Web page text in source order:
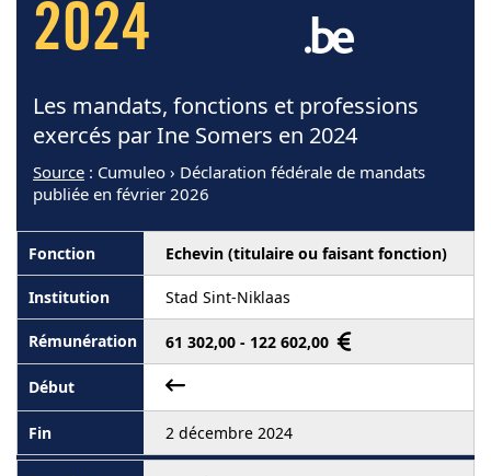
2024
Les mandats, fonctions et professions
exercés par Ine Somers en 2024
Source : Cumuleo › Déclaration fédérale de mandats
publiée en février 2026
Echevin (titulaire ou faisant fonction)
Stad Sint-Niklaas
61 302,00 - 122 602,00
2 décembre 2024